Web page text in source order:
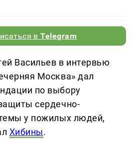
вTelegram
Васильев в интервью
Москва» дал
по выбору
сердечно-
у пожилых людей,
Хибины.